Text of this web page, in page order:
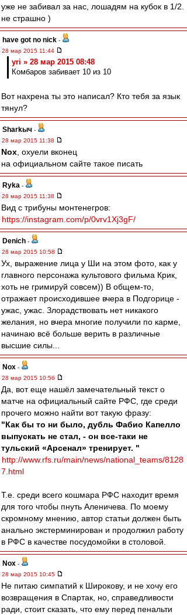
уже не забивал за нас, лошадям на кубок в 1/2.
не страшно )
have got no nick -
28 мар 2015 11:44
yri » 28 мар 2015 08:48
Комбаров забивает 10 из 10
Вот нахрена ты это написал? Кто тебя за язык
тянул?
Sharkыч -
28 мар 2015 11:38
Nox , охуели вконец
на официальном сайте такое писать
Ryka -
28 мар 2015 11:38
Вид с трибуны монтенегров:
https://instagram.com/p/0vrv1Xj3gF/
Denich -
28 мар 2015 10:58
Ух, выражение лица у Ши на этом фото, как у
главного персонажа культового фильма Крик,
хоть не гримируй совсем)) В общем-то,
отражает происходившее вчера в Подгорице -
ужас, ужас. Злорадствовать нет никакого
желания, но вчера многие получили по карме,
начинаю всё больше верить в различные
высшие силы...
Nox -
28 мар 2015 10:56
Да, вот еще нашёл замечательный текст о
матче на официальный сайте РФС, где среди
прочего можно найти вот такую фразу:
"Как бы то ни было, дубль Фабио Капелло
выпускать не стал, - он все-таки не
тульский «Арсенал» тренирует. "
http://www.rfs.ru/main/news/national_teams/8128
7.html
Т.е. среди всего кошмара РФС находит время
для того чтобы пнуть Аленичева. По моему
скромному мнению, автор статьи должен быть
анально экстерминирован и продолжил работу
в РФС в качестве посудомойки в столовой.
Nox -
28 мар 2015 10:45
Не питаю симпатий к Широкову, и не хочу его
возвращения в Спартак, но, справедливости
ради, стоит сказать, что ему перед пенальти